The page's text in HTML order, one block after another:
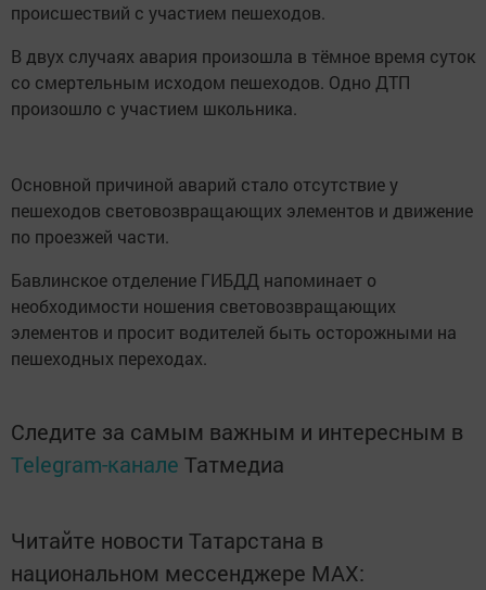
происшествий с участием пешеходов.
В двух случаях авария произошла в тёмное время суток
со смертельным исходом пешеходов. Одно ДТП
произошло с участием школьника.
Основной причиной аварий стало отсутствие у
пешеходов световозвращающих элементов и движение
по проезжей части.
Бавлинское отделение ГИБДД напоминает о
необходимости ношения световозвращающих
элементов и просит водителей быть осторожными на
пешеходных переходах.
Следите за самым важным и интересным в
Telegram-канале Татмедиа
Читайте новости Татарстана в
национальном мессенджере MАХ: